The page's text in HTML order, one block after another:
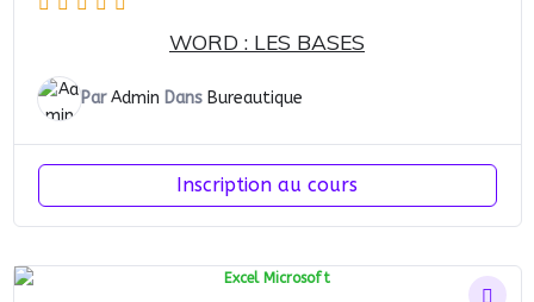
WORD : LES BASES
ParAdmin Dans Bureautique
Inscription au cours